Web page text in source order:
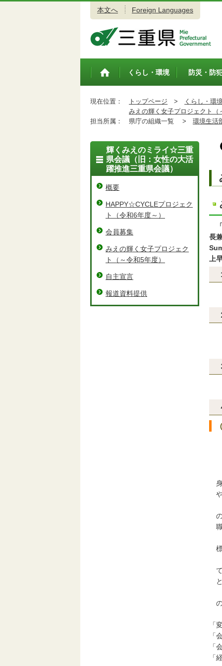
本文へ Foreign Languages
トップペ
くらし・環境 防災・防
現在位置： トップページ >
くらし・環
みえの輝く女子プロジェクト（
担当所属：
県庁の組織一覧 > 環境生活
長
上
身
や
の
職
標
て
と
の
「
「
「
「
輝くみえのミライ☆三重
県会議（旧：女性の大活
躍推進三重県会議）
概要
HAPPY☆CYCLEプロジェク
ト（令和6年度～）
会員募集
みえの輝く女子プロジェク
ト（～令和5年度）
自主宣言
報道資料提供